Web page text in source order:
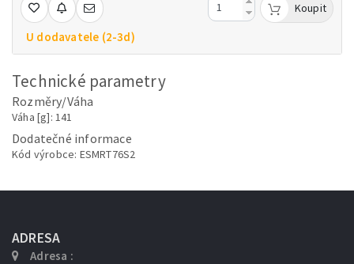
U dodavatele (2-3d)
Koupit
Technické parametry
Rozměry/Váha
Váha [g]: 141
Dodatečné informace
Kód výrobce: ESMRT76S2
ADRESA
Adresa :